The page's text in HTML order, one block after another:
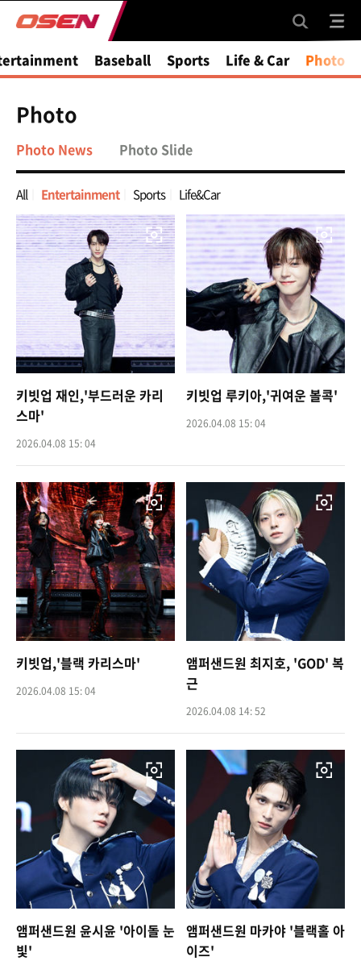
Baseball Sports Life & Car Photo
Photo
Photo News Photo Slide
All Entertainment Sports Life&Car
키빗업 재인,'부드러운 카리
스마'
2026.04.08 15: 04
키빗업 루키아,'귀여운 볼콕'
2026.04.08 15: 04
키빗업,'블랙 카리스마'
2026.04.08 15: 04
앰퍼샌드원 최지호, 'GOD' 복
근
2026.04.08 14: 52
앰퍼샌드원 윤시윤 '아이돌 눈
빛'
앰퍼샌드원 마카야 '블랙홀 아
이즈'